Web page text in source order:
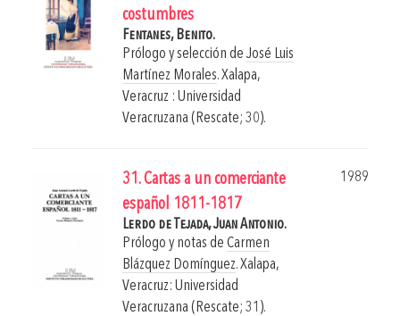
costumbres
Fentanes, Benito.
Prólogo y selección de José Luis
Martínez Morales.Xalapa,
Veracruz : Universidad
Veracruzana (Rescate; 30).
31. Cartas a un comerciante
español 1811-1817
1989
Lerdo de Tejada, Juan Antonio.
Prólogo y notas de Carmen
Blázquez Domínguez.Xalapa,
Veracruz: Universidad
Veracruzana (Rescate; 31).